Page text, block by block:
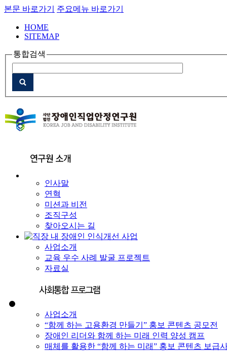
본문 바로가기 주요메뉴 바로가기
HOME
SITEMAP
통합검색
인사말
연혁
미션과 비전
조직구성
찾아오시는 길
사업소개
교육 우수 사례 발굴 프로젝트
자료실
사업소개
“함께 하는 고용환경 만들기” 홍보 콘텐츠 공모전
장애인 리더와 함께 하는 미래 인력 양성 캠프
매체를 활용한 “함께 하는 미래” 홍보 콘텐츠 보급